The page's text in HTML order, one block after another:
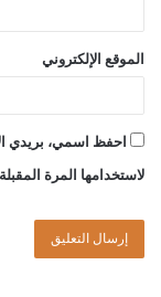
الموقع الإلكتروني
احفظ اسمي، بريدي
لاستخدامها المرة